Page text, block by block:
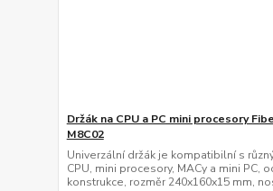
Držák na CPU a PC mini procesory
M8C02
Univerzální držák je kompatibilní s
CPU, mini procesory, MACy a mini PC,
konstrukce, rozměr 240x160x15 mm,